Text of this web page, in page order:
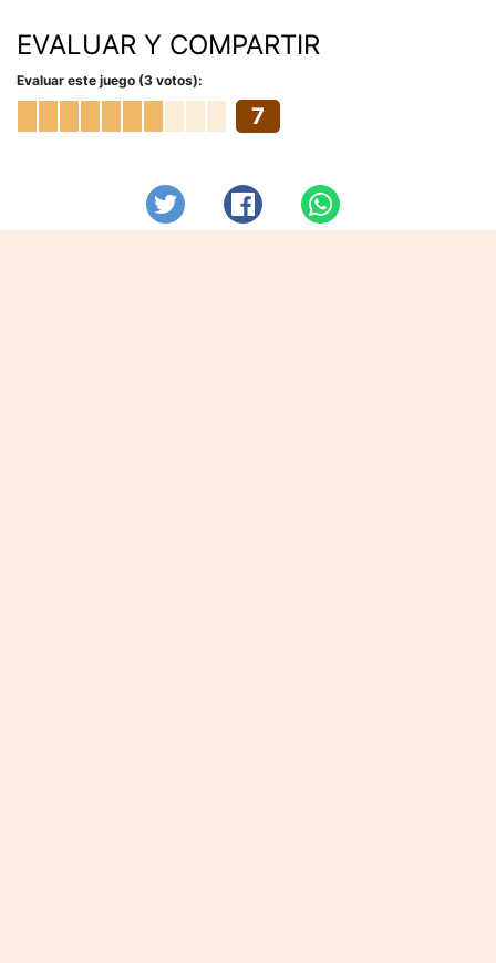
EVALUAR Y COMPARTIR
Evaluar este juego (3 votos):
7